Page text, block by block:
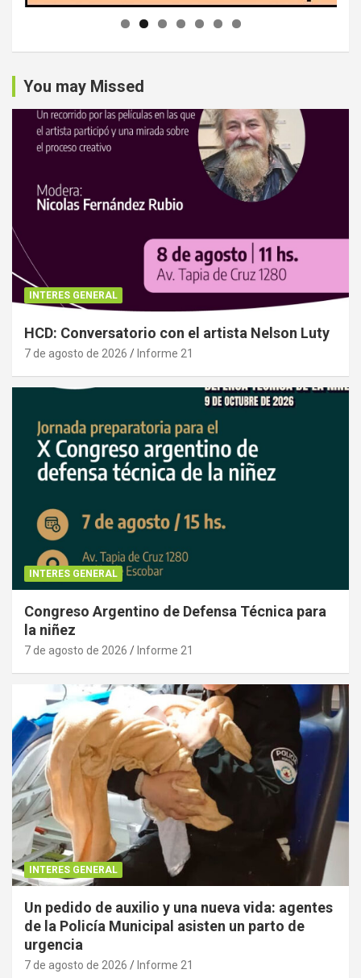
You may Missed
INTERES GENERAL
HCD: Conversatorio con el artista Nelson Luty
7 de agosto de 2026 Informe 21
INTERES GENERAL
Congreso Argentino de Defensa Técnica para
la niñez
7 de agosto de 2026 Informe 21
INTERES GENERAL
Un pedido de auxilio y una nueva vida: agentes
de la Policía Municipal asisten un parto de
urgencia
7 de agosto de 2026 Informe 21